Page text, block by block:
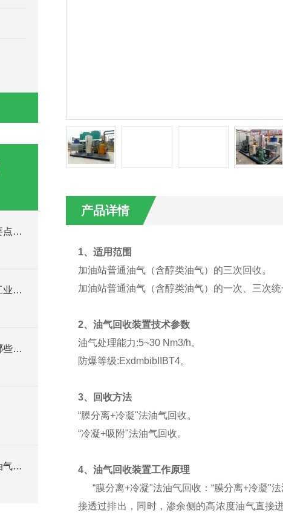
围绕聚乙烯成套设备的使用要点进行详细分析
二氧化碳成套设备是应用于工业与环境领域的关键设备
工业废气二氧化碳回收具有哪些用途？
回收装置专业生产卸油自动油气回收装置
产品详情
1、适用范围
加油站普通油气（含醇类油气）的三次回收。
加油站普通油气（含醇类油气）的一次、三次统
2、油气回收装置技术参数
油气处理能力:5~30 Nm3/h。
防爆等级:ExdmbibIIBT4。
3、回收方法
“膜分离+冷凝"法油气回收。
“冷凝+吸附"法油气回收。
4、油气回收装置工作原理
“膜分离+冷凝"法油气回收：“膜分离+冷凝"
接透过排出，同时，渗余侧的高浓度油气直接